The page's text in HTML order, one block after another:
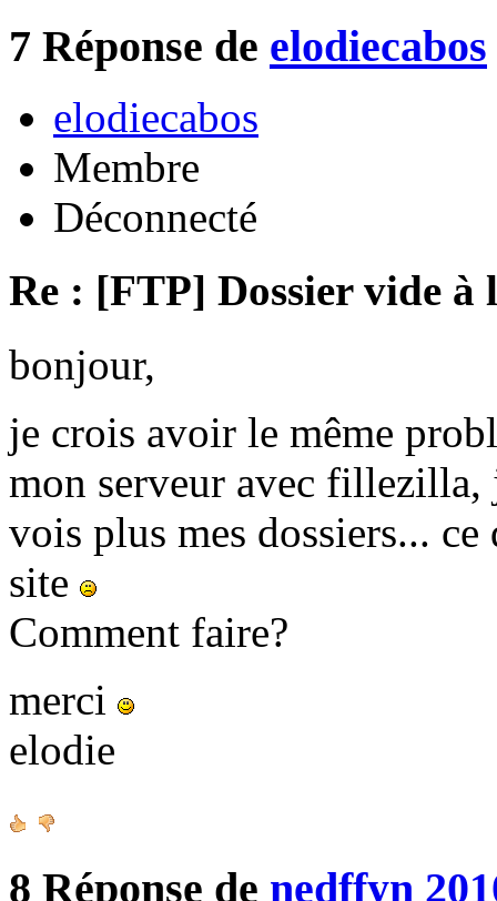
7 Réponse de elodiecabos
elodiecabos
Membre
Déconnecté
Re : [FTP] Dossier vide à
bonjour,
je crois avoir le même
mon serveur avec fillezilla,
vois plus mes dossiers...
site
Comment faire?
merci
elodie
8 Réponse de nedffyn